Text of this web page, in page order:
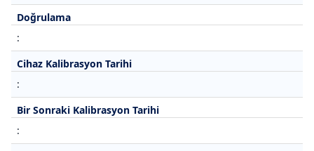
Doğrulama
:
Cihaz Kalibrasyon Tarihi
:
Bir Sonraki Kalibrasyon Tarihi
: